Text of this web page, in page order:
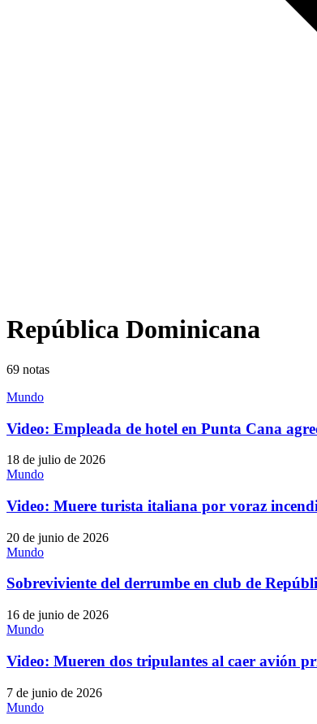
República Dominicana
69 notas
Mundo
Video: Empleada de hotel en Punta Cana
18 de julio de 2026
Mundo
Video: Muere turista italiana por voraz
20 de junio de 2026
Mundo
Sobreviviente del derrumbe en club de
16 de junio de 2026
Mundo
Video: Mueren dos tripulantes al caer avión
7 de junio de 2026
Mundo